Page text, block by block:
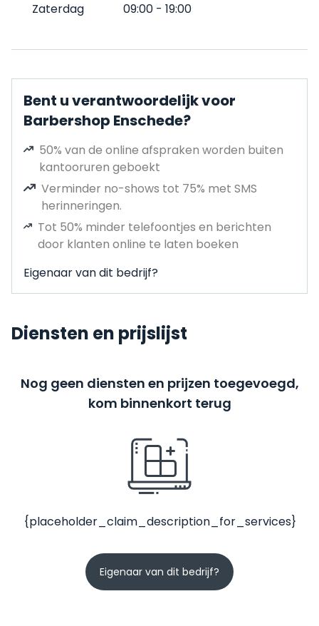
Zaterdag
09:00 - 19:00
Bent u verantwoordelijk voor
Barbershop Enschede?
50% van de online afspraken worden buiten
kantooruren geboekt
Verminder no-shows tot 75% met SMS
herinneringen.
Tot 50% minder telefoontjes en berichten
door klanten online te laten boeken
Eigenaar van dit bedrijf?
Diensten en prijslijst
Nog geen diensten en prijzen toegevoegd,
kom binnenkort terug
{placeholder_claim_description_for_services}
Eigenaar van dit bedrijf?